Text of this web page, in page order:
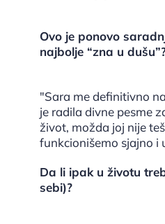
Ovo je ponovo
najbolje “zna u
"Sara me definitivno
je radila divne pesme
život, možda joj nije
funkcionišemo sjajno i
Da li ipak u životu
sebi)?